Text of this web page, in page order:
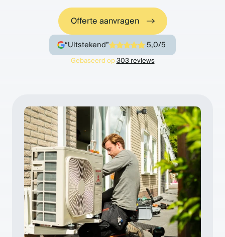
Offerte aanvragen
“Uitstekend” 5,0/5
Gebaseerd op303 reviews